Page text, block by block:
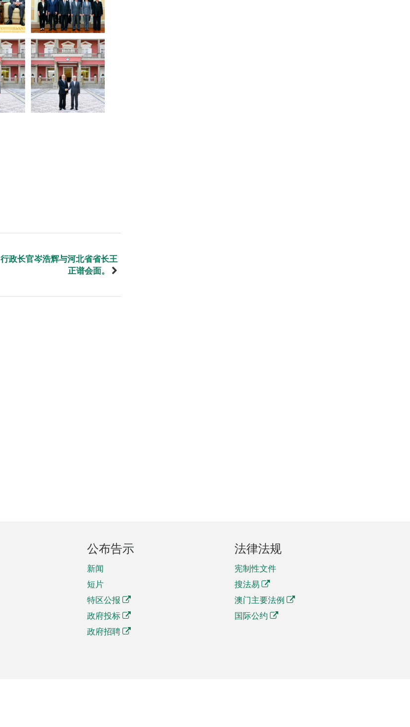
行政长官岑浩辉与河北省省长王
正谱会面。
公布告示
新闻
短片
特区公报
政府投标
政府招聘
法律法规
宪制性文件
搜法易
澳门主要法例
国际公约